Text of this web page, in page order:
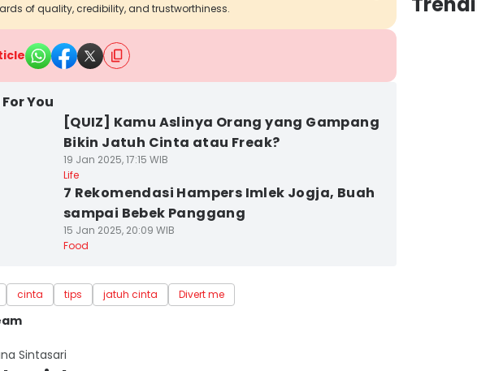
of quality, credibility, and trustworthiness.
You
[QUIZ] Kamu Aslinya Orang yang Gampang
Bikin Jatuh Cinta atau Freak?
19 Jan 2025, 17:15 WIB
Life
7 Rekomendasi Hampers Imlek Jogja, Buah
sampai Bebek Panggang
15 Jan 2025, 20:09 WIB
Food
cinta tips jatuh cinta Divert me
Sintasari